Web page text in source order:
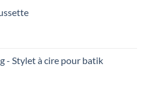
- Stylet à cire pour batik